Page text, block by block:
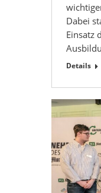
Dabei
Einsatz
Details